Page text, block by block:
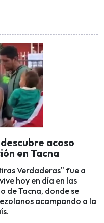
acoso
en Tacna
Verdaderas" fue a
hoy en día en las
de Tacna, donde se
acampando a la